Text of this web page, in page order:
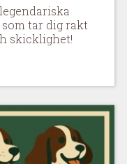
tar dig rakt
skicklighet!